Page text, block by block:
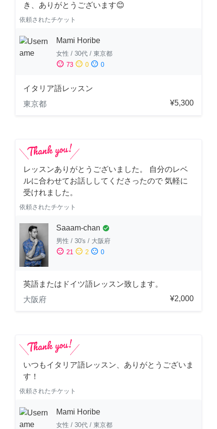
き、ありがとうございます😊
依頼されたチケット
Mami Horibe
女性 / 30代 / 東京都
sentiment_satisfied 73 sentiment_neutral 0 sentiment_dissatisfied 0
イタリア語レッスン
東京都
¥5,300
レッスンありがとうございました。 自分のレベ
ルに合わせてお話ししてくださったので 気軽に
受けれました。
依頼されたチケット
Saaam-chan check_circle
男性 / 30's / 大阪府
sentiment_satisfied 21 sentiment_neutral 2 sentiment_dissatisfied 0
英語またはドイツ語レッスン致します。
大阪府
¥2,000
いつもイタリア語レッスン、ありがとうございま
す！
依頼されたチケット
Mami Horibe
女性 / 30代 / 東京都